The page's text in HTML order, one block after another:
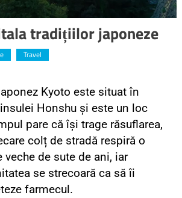
tradițiilor japoneze
Travel
Kyoto este situat în
Honshu și este un loc
pare că își trage răsuflarea,
colț de stradă respiră o
veche de sute de ani, iar
se strecoară ca să îi
farmecul.